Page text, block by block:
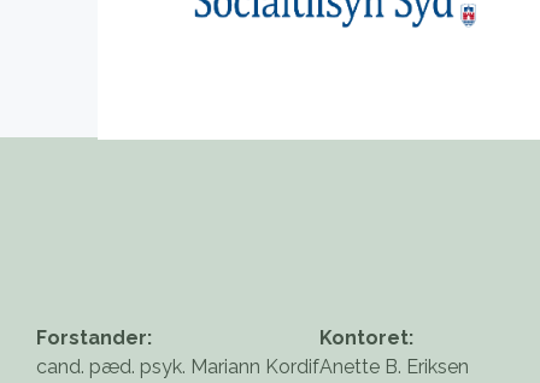
Forstander:
cand. pæd. psyk. Mariann Kordif
Kontoret:
Anette B. Eriksen